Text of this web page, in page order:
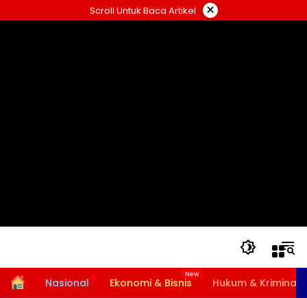
ke
Scroll Untuk Baca Artikel ×
HomeNasional Ekonomi & Bisnis Hukum & Kriminal